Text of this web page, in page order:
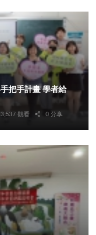
3,537 觀看 0 分享